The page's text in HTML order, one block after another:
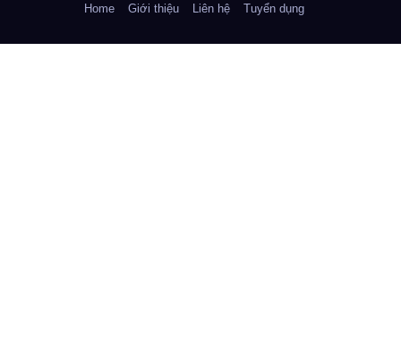
Home
Giới thiệu Liên hệ Tuyển dụng